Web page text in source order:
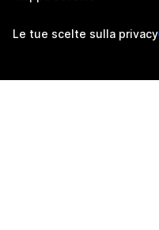
Le tue scelte sulla privacy